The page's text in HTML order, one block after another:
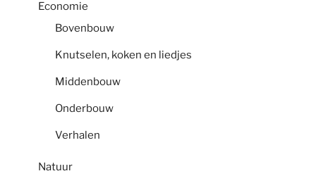
Economie
Bovenbouw
Knutselen, koken en liedjes
Middenbouw
Onderbouw
Verhalen
Natuur